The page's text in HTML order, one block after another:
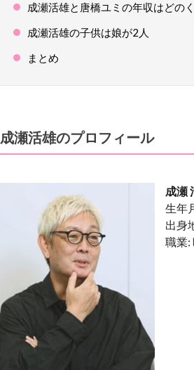
成瀬活雄と唐橋ユミの年収はどの
成瀬活雄の子供は娘が2人
まとめ
成瀬活雄のプロフィール
成瀬
生年
出身
職業: